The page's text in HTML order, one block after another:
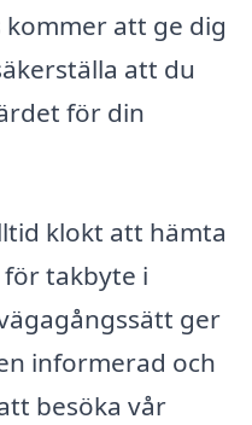
att ge dig
att du
för din
klokt att hämta
takbyte i
ger
informerad och
besöka vår